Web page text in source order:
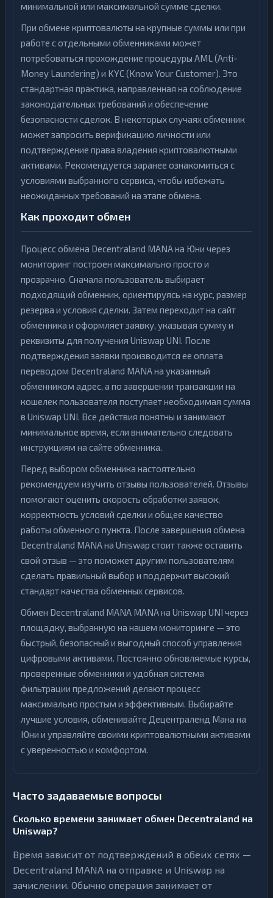
минимальной или максимальной сумме сделки.
При обмене криптовалюты на крупные суммы или при
работе с отдельными обменниками может
потребоваться прохождение процедуры AML (Anti-
Money Laundering) и KYC (Know Your Customer). Это
стандартная практика, направленная на соблюдение
законодательных требований и обеспечение
безопасности сделок. В некоторых случаях обменник
может запросить верификацию личности или
подтверждение права владения криптовалютными
активами. Рекомендуется заранее ознакомиться с
условиями выбранного сервиса, чтобы избежать
неожиданных требований на этапе обмена.
Как проходит обмен
Процесс обмена Decentraland MANA на Юни через
мониторинг построен максимально просто и
прозрачно. Сначала пользователь выбирает
подходящий обменник, ориентируясь на курс, размер
резерва и условия сделки. Затем переходит на сайт
обменника и оформляет заявку, указывая сумму и
реквизиты для получения Uniswap UNI. После
подтверждения заявки производится ее оплата
переводом Decentraland MANA на указанный
обменником адрес, а по завершении транзакции на
кошелек пользователя поступает необходимая сумма
в Uniswap UNI. Все действия понятны и занимают
минимальное время, если внимательно следовать
инструкциям на сайте обменника.
Перед выбором обменника настоятельно
рекомендуем изучить отзывы пользователей. Отзывы
помогают оценить скорость обработки заявок,
корректность условий сделки и общее качество
работы обменного пункта. После завершения обмена
Decentraland MANA на Uniswap стоит также оставить
свой отзыв — это поможет другим пользователям
сделать правильный выбор и поддержит высокий
стандарт качества обменных сервисов.
Обмен Decentraland MANA MANA на Uniswap UNI через
площадку, выбранную на нашем мониторинге — это
быстрый, безопасный и выгодный способ управления
цифровыми активами. Постоянно обновляемые курсы,
проверенные обменники и удобная система
фильтрации предложений делают процесс
максимально простым и эффективным. Выбирайте
лучшие условия, обменивайте Децентраленд Мана на
Юни и управляйте своими криптовалютными активами
с уверенностью и комфортом.
Часто задаваемые вопросы
Сколько времени занимает обмен Decentraland на
Uniswap?
Время зависит от подтверждений в обеих сетях —
Decentraland MANA на отправке и Uniswap на
зачислении. Обычно операция занимает от